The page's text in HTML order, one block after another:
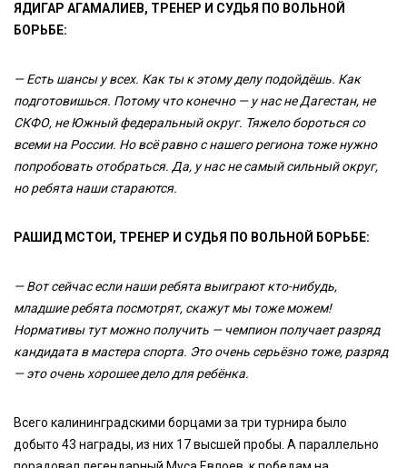
ЯДИГАР АГАМАЛИЕВ, ТРЕНЕР И СУДЬЯ ПО ВОЛЬНОЙ
БОРЬБЕ:
— Есть шансы у всех. Как ты к этому делу подойдёшь. Как
подготовишься. Потому что конечно — у нас не Дагестан, не
СКФО, не Южный федеральный округ. Тяжело бороться со
всеми на России. Но всё равно с нашего региона тоже нужно
попробовать отобраться. Да, у нас не самый сильный округ,
но ребята наши стараются.
РАШИД МСТОИ, ТРЕНЕР И СУДЬЯ ПО ВОЛЬНОЙ БОРЬБЕ:
— Вот сейчас если наши ребята выиграют кто-нибудь,
младшие ребята посмотрят, скажут мы тоже можем!
Нормативы тут можно получить — чемпион получает разряд
кандидата в мастера спорта. Это очень серьёзно тоже, разряд
— это очень хорошее дело для ребёнка.
Всего калининградскими борцами за три турнира было
добыто 43 награды, из них 17 высшей пробы. А параллельно